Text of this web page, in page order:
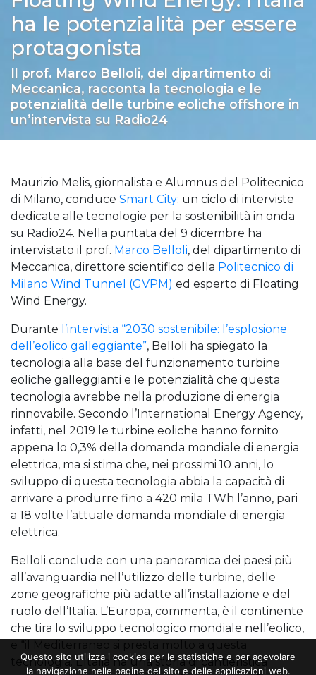
ha le potenzialità per essere
protagonista
Il prof. Marco Belloli, del dipartimento di
Meccanica, racconta la tecnologia e le
potenzialità delle turbine eoliche offshore in
un’intervista su Radio24
Maurizio Melis, giornalista e Alumnus del Politecnico
di Milano, conduce Smart City: un ciclo di interviste
dedicate alle tecnologie per la sostenibilità in onda
su Radio24. Nella puntata del 9 dicembre ha
intervistato il prof. Marco Belloli, del dipartimento di
Meccanica, direttore scientifico della Politecnico di
Milano Wind Tunnel (GVPM) ed esperto di Floating
Wind Energy.
Durante l’intervista “2030 sostenibile: l’esplosione
dell’eolico galleggiante”, Belloli ha spiegato la
tecnologia alla base del funzionamento turbine
eoliche galleggianti e le potenzialità che questa
tecnologia avrebbe nella produzione di energia
rinnovabile. Secondo l’International Energy Agency,
infatti, nel 2019 le turbine eoliche hanno fornito
appena lo 0,3% della domanda mondiale di energia
elettrica, ma si stima che, nei prossimi 10 anni, lo
sviluppo di questa tecnologia abbia la capacità di
arrivare a produrre fino a 420 mila TWh l’anno, pari
a 18 volte l’attuale domanda mondiale di energia
elettrica.
Belloli conclude con una panoramica dei paesi più
all’avanguardia nell’utilizzo delle turbine, delle
zone geografiche più adatte all’installazione e del
ruolo dell’Italia. L’Europa, commenta, è il continente
che tira lo sviluppo tecnologico mondiale nell’eolico,
tecnologia. L’Italia ha una storia di cantieristica
Questo sito utilizza i cookies per le statistiche e per agevolare
la navigazione nelle pagine del sito e delle applicazioni web.